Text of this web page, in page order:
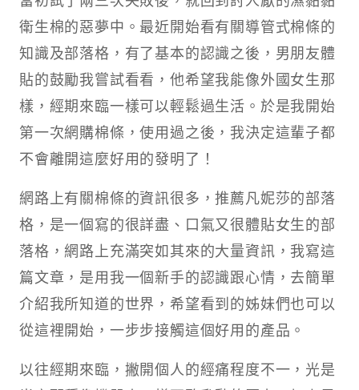
衛生棉的惡夢中。最近開始看有關導管式棉條的
知識及部落格，有了基本的認識之後，男朋友體
貼的鼓勵我嘗試看看，他希望我能像外國女生那
樣，經期來臨一樣可以輕鬆過生活。於是我開始
第一次網購棉條，使用過之後，我決定這輩子都
不會離開這麼好用的發明了！
網路上有關棉條的資訊很多，推薦凡妮莎的部落
格，是一個寫的很詳盡、口氣又很體貼女生的部
落格，網路上充滿突如其來的大量資訊，我寫這
篇文章，是用我一個新手的認識跟心情，去簡單
介紹我所知道的世界，希望看到的姊妹們也可以
從這裡開始，一步步接觸這個好用的產品。
以往經期來臨，撇開個人的經痛程度不一，光是